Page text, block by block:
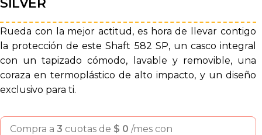
Rueda con la mejor actitud, es hora de llevar contigo
la protección de este Shaft 582 SP, un casco integral
con un tapizado cómodo, lavable y removible, una
coraza en termoplástico de alto impacto, y un diseño
exclusivo para ti.
Compra a 3 cuotas de $ 0 /mes con